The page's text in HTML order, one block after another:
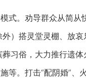
式。劝导群众从简从
）搭灵堂灵棚、放哀
习俗，大力推行遗体
等。打击“配阴婚”、